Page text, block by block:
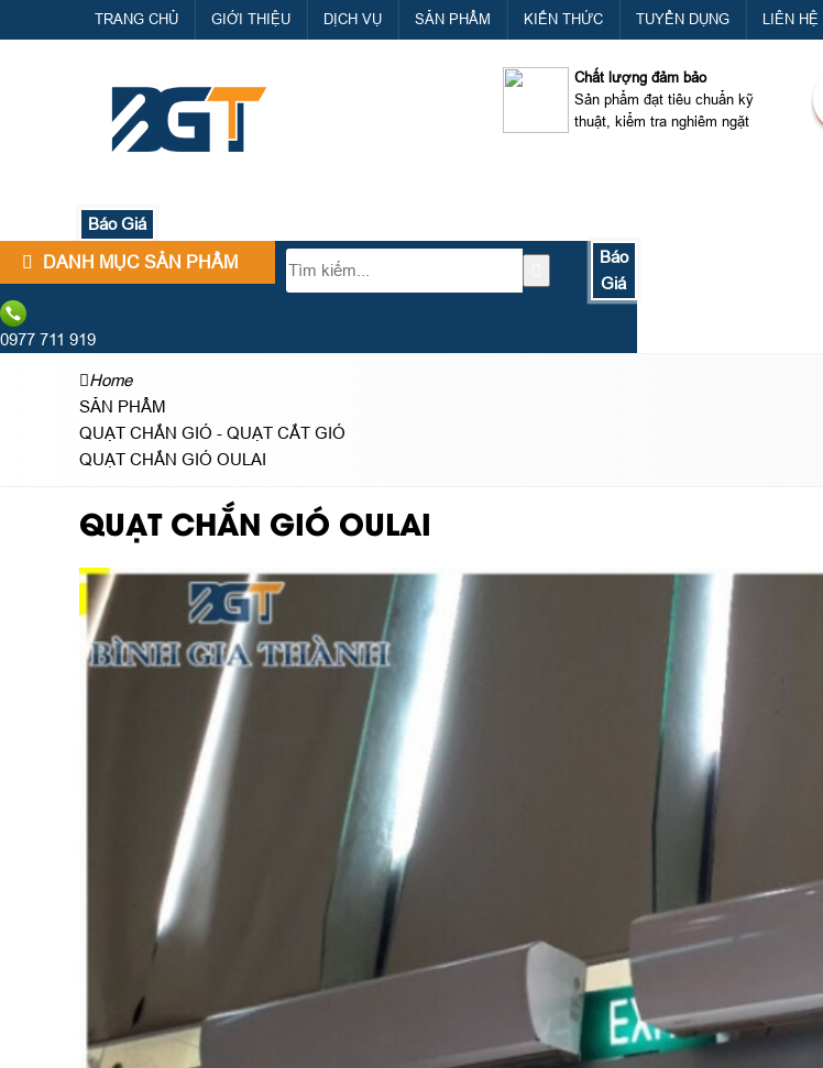
TRANG CHỦ GIỚI THIỆU DỊCH VỤ SẢN PHẨM KIẾN THỨC TUYỂN DỤNG LIÊN HỆ
Báo Giá
Chất lượng đảm bảo
Sản phẩm đạt tiêu chuẩn kỹ
thuật, kiểm tra nghiêm ngặt
DANH MỤC SẢN PHẨM
Báo
Giá
0977 711 919
Home
SẢN PHẨM
QUẠT CHẮN GIÓ - QUẠT CẮT GIÓ
QUẠT CHẮN GIÓ OULAI
QUẠT CHẮN GIÓ OULAI